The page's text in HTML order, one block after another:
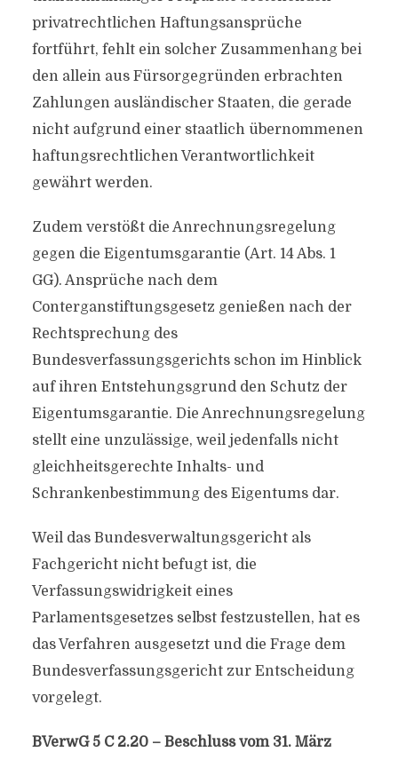
privatrechtlichen Haftungsansprüche
fortführt, fehlt ein solcher Zusammenhang bei
den allein aus Fürsorgegründen erbrachten
Zahlungen ausländischer Staaten, die gerade
nicht aufgrund einer staatlich übernommenen
haftungsrechtlichen Verantwortlichkeit
gewährt werden.
Zudem verstößt die Anrechnungsregelung
gegen die Eigentumsgarantie (Art. 14 Abs. 1
GG). Ansprüche nach dem
Conterganstiftungsgesetz genießen nach der
Rechtsprechung des
Bundesverfassungsgerichts schon im Hinblick
auf ihren Entstehungsgrund den Schutz der
Eigentumsgarantie. Die Anrechnungsregelung
stellt eine unzulässige, weil jedenfalls nicht
gleichheitsgerechte Inhalts- und
Schrankenbestimmung des Eigentums dar.
Weil das Bundesverwaltungsgericht als
Fachgericht nicht befugt ist, die
Verfassungswidrigkeit eines
Parlamentsgesetzes selbst festzustellen, hat es
das Verfahren ausgesetzt und die Frage dem
Bundesverfassungsgericht zur Entscheidung
vorgelegt.
BVerwG 5 C 2.20 – Beschluss vom 31. März